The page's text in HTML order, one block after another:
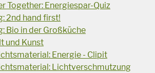
Together: Energiespar-Quiz
2nd hand first!
Bio in der Großküche
und Kunst
Energie - Clipit
Lichtverschmutzung